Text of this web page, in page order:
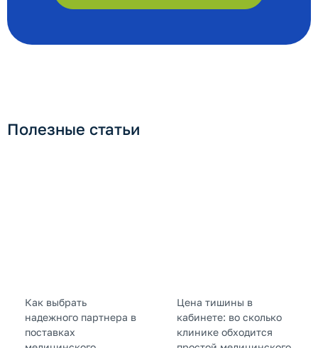
Полезные статьи
Как выбрать
надежного партнера в
поставках
Цена тишины в
кабинете: во сколько
клинике обходится